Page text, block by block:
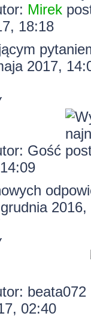
Mirek
18:18
2017,
Gość
2016,
beata072
02:40